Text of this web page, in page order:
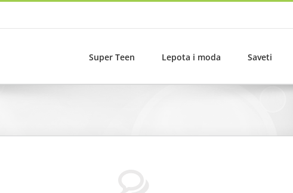
Super Teen Lepota i moda Saveti